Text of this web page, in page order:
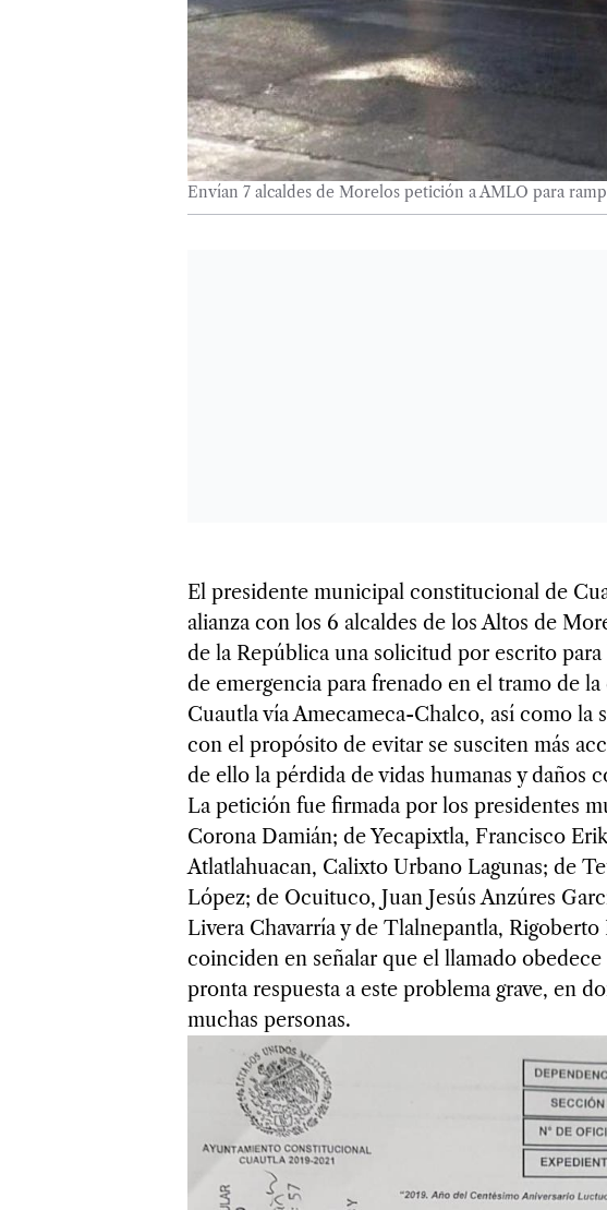
Envían 7 alcaldes de Morelos petición a AMLO para
El presidente municipal constitucional de
alianza con los 6 alcaldes de los Altos de
de la República una solicitud por escrito
de emergencia para frenado en el tramo de
Cuautla vía Amecameca-Chalco, así como la
con el propósito de evitar se susciten más
de ello la pérdida de vidas humanas y daños
La petición fue firmada por los presidentes
Corona Damián; de Yecapixtla, Francisco
Atlatlahuacan, Calixto Urbano Lagunas; de
López; de Ocuituco, Juan Jesús Anzúres
Livera Chavarría y de Tlalnepantla,
coinciden en señalar que el llamado
pronta respuesta a este problema grave, en
muchas personas.